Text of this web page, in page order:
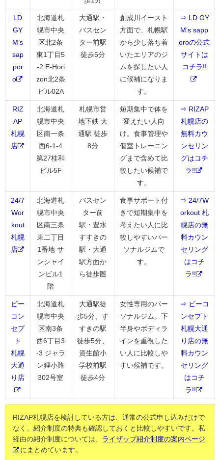
LD
GY
M’s
sap
por
o
北海道札
幌市中央
区北2条
東1丁目5
-2 E-Hori
zon北2条
ビル02A
大通駅・
バスセン
ター前駅
徒歩5分
創成川イースト
方面で、札幌駅
から少し落ち着
いたエリアのジ
ムを探したい人
に候補になりま
す。
⇒ LD GY
M’s sapp
oroの公式
サイトは
コチラ!!
RIZ
AP
札幌
店
北海道札
幌市中央
区南一条
西6-1-4
第27桂和
ビル5F
札幌市営
地下鉄 大
通駅 徒歩
8分
短期集中で体を
変えたい人向
け。食事管理や
個室トレーニン
グまで含めて比
較したい候補で
す。
⇒ RIZAP
札幌店の
無料カウ
ンセリン
グはコチ
ラ!!
24/7
Wor
kout
札幌
店
北海道札
幌市中央
区南三条
東二丁目
1番地 サ
ンシャイ
ンビル1
階
バスセン
ター前
駅・豊水
すすきの
駅・大通
駅方面か
ら徒歩圏
食事サポート付
きで短期集中を
考えたい人に比
較しやすいパー
ソナルジムで
す。
⇒ 24/7W
orkout 札
幌店の無
料カウン
セリング
はコチ
ラ!!
ビー
コン
セプ
ト
札幌
大通
り店
北海道札
幌市中央
区南3条
西6丁目3
-3 ジャラ
ン狸小路
302号室
大通駅徒
歩5分、す
すきの駅
徒歩5分、
資生館小
学校前駅
徒歩4分
女性専用のパー
ソナルジム。下
半身やボディラ
インを重視した
い人に比較しや
すい候補です。
⇒ ビーコ
ンセプト
札幌大通
り店の無
料カウン
セリング
はコチ
ラ!!
RIZAP札幌店を検討している方は、通常の公式申し込みだけで
なく、紹介制度の特典も確認しておくと比較しやすいです。私
経由の紹介制度については、 ライザップ紹介制度の案内ページ
にまとめています。